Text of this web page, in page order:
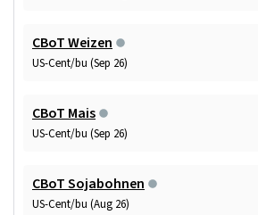
CBoT Weizen
US-Cent/bu (Sep 26)
CBoT Mais
US-Cent/bu (Sep 26)
CBoT Sojabohnen
US-Cent/bu (Aug 26)